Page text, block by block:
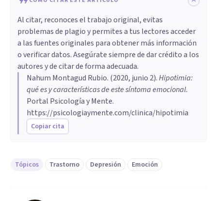
Al citar, reconoces el trabajo original, evitas
problemas de plagio y permites a tus lectores acceder
a las fuentes originales para obtener más información
o verificar datos. Asegúrate siempre de dar crédito a los
autores y de citar de forma adecuada.
Nahum Montagud Rubio. (2020, junio 2).Hipotimia:
qué es y características de este síntoma emocional.
Portal Psicología y Mente.
https://psicologiaymente.com/clinica/hipotimia
Copiar cita
Tópicos Trastorno Depresión Emoción